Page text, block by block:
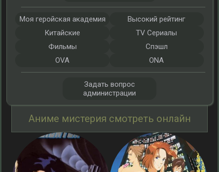
Аниме мистерия смотреть онлайн
Моя геройская академия
Высокий рейтинг
Китайские
TV Сериалы
Фильмы
Спэшл
OVA
ONA
Задать вопрос
администрации